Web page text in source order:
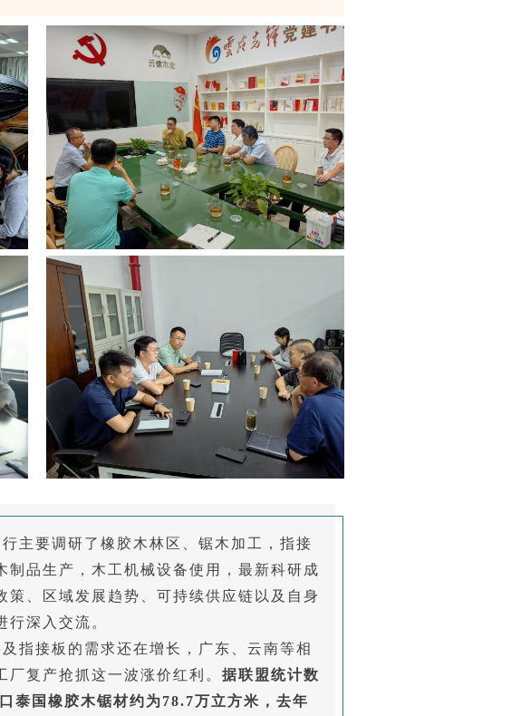
主要调研了橡胶木林区、锯木加工，指接
制品生产，木工机械设备使用，最新科研成
策、区域发展趋势、可持续供应链以及自身
行深入交流。
指接板的需求还在增长，广东、云南等相
复产抢抓这一波涨价红利。 据联盟统计数
泰国橡胶木锯材约为78.7万立方米，去年